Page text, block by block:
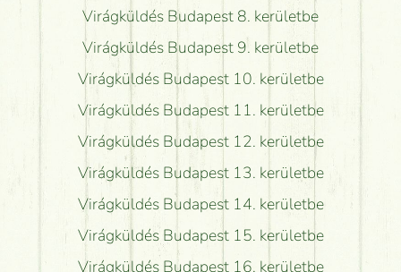
Virágküldés Budapest 8. kerületbe
Virágküldés Budapest 9. kerületbe
Virágküldés Budapest 10. kerületbe
Virágküldés Budapest 11. kerületbe
Virágküldés Budapest 12. kerületbe
Virágküldés Budapest 13. kerületbe
Virágküldés Budapest 14. kerületbe
Virágküldés Budapest 15. kerületbe
Virágküldés Budapest 16. kerületbe